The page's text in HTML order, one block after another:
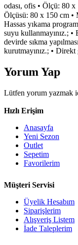
odası, ofis • Ölçü:
Ölçüsü: 80 x 150 cm •
Hassas yıkama
suyu kullanmayınız.; •
devirde sıkma
kurutmayınız.; • Direkt
Yorum Yap
Lütfen yorum yazmak
Hızlı Erişim
Anasayfa
Yeni Sezon
Outlet
Sepetim
Favorilerim
Müşteri Servisi
Üyelik Hesabım
Siparişlerim
Alışveriş Listem
İade Taleplerim